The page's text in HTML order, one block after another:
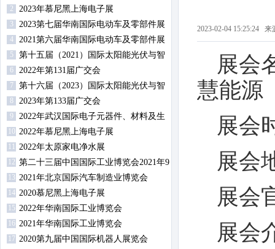
慧能源（上海）展览会暨论坛
2 2023年慕尼黑上海电子展
3
2023第七届华南国际电动车及零部件展
览会
4
2021第六届华南国际电动车及零部件展
览会
5
第十五届（2021）国际太阳能光伏与智
慧能源（上海）展览会暨论坛
6 2022年第131届广交会
7
第十六届（2023）国际太阳能光伏与智
慧能源（上海）展览会暨论坛
8 2023年第133届广交会
9
2022年武汉国际电子元器件、材料及生
产设备展览会
10 2022年慕尼黑上海电子展
2022年太原家电净水展
12 第二十三届中国国际工业博览会2021年9
月14日-18日在沪举行
13 2021年北京国际汽车制造业博览会
14 2020慕尼黑上海电子展
15 2022年华南国际工业博览会
16 2021年华南国际工业博览会
17 2020第九届中国国际机器人展览会
2023-02-04 15:25:24
展会
慧能源
展会
展会
展会
展会